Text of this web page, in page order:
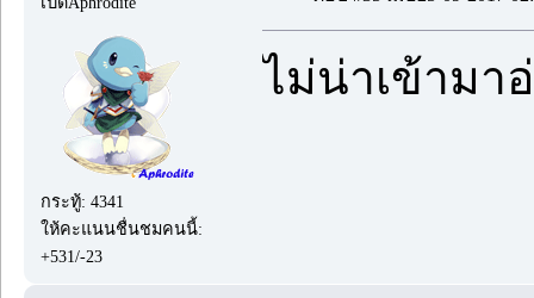
กระทู้: 4341
ให้คะแนนชื่นชมคนนี้:
+531/-23
ไม่น่าเข้ามา